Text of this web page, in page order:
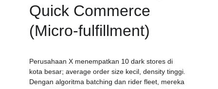
Quick Commerce
(Micro-fulfillment)
Perusahaan X menempatkan 10 dark stores di
kota besar; average order size kecil, density tinggi.
Dengan algoritma batching dan rider fleet, mereka